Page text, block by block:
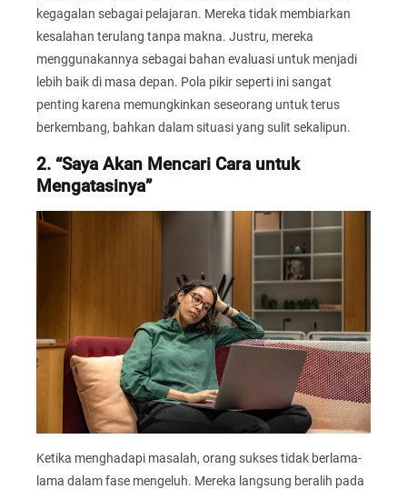
kegagalan sebagai pelajaran. Mereka tidak membiarkan
kesalahan terulang tanpa makna. Justru, mereka
menggunakannya sebagai bahan evaluasi untuk menjadi
lebih baik di masa depan. Pola pikir seperti ini sangat
penting karena memungkinkan seseorang untuk terus
berkembang, bahkan dalam situasi yang sulit sekalipun.
2. “Saya Akan Mencari Cara untuk
Mengatasinya”
Ketika menghadapi masalah, orang sukses tidak berlama-
lama dalam fase mengeluh. Mereka langsung beralih pada